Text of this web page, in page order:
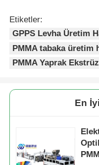
Etiketler:
GPPS Levha Üretim
PMMA tabaka üretim
PMMA Yaprak
En